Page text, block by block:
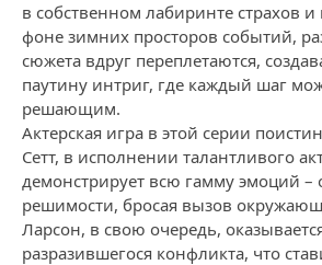
в собственном лабиринте страхов
фоне зимних просторов событий,
сюжета вдруг переплетаются,
паутину интриг, где каждый шаг
решающим.
Актерская игра в этой серии
Сетт, в исполнении талантливого
демонстрирует всю гамму эмоций –
решимости, бросая вызов
Ларсон, в свою очередь,
разразившегося конфликта, что